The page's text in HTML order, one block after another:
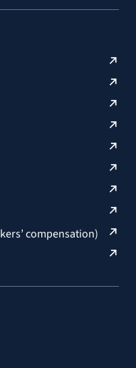
compensation)